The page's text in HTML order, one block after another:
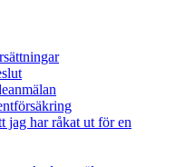
jag har råkat ut för en